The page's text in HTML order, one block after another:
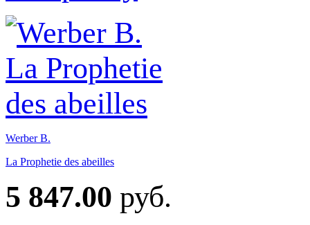
Werber B.
La Prophetie des abeilles
5 847.00 руб.